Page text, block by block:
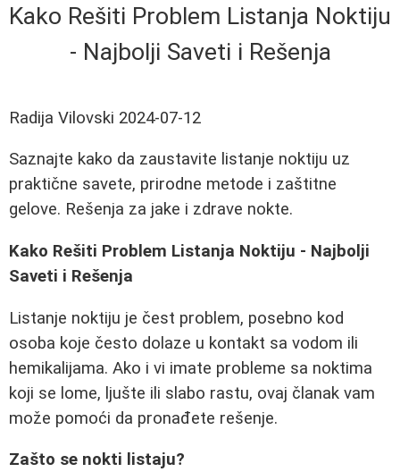
Kako Rešiti Problem Listanja Noktiju
- Najbolji Saveti i Rešenja
Radija Vilovski 2024-07-12
Saznajte kako da zaustavite listanje noktiju uz
praktične savete, prirodne metode i zaštitne
gelove. Rešenja za jake i zdrave nokte.
Kako Rešiti Problem Listanja Noktiju - Najbolji
Saveti i Rešenja
Listanje noktiju je čest problem, posebno kod
osoba koje često dolaze u kontakt sa vodom ili
hemikalijama. Ako i vi imate probleme sa noktima
koji se lome, ljušte ili slabo rastu, ovaj članak vam
može pomoći da pronađete rešenje.
Zašto se nokti listaju?